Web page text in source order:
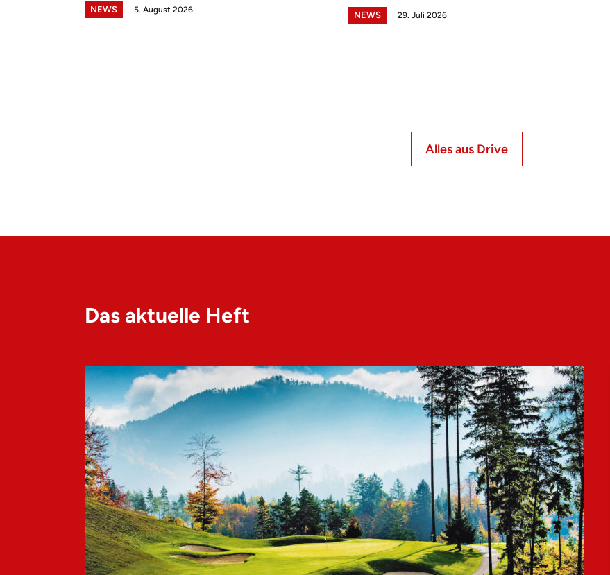
NEWS 5. August 2026 NEWS 29. Juli 2026
Alles aus Drive
Das aktuelle Heft